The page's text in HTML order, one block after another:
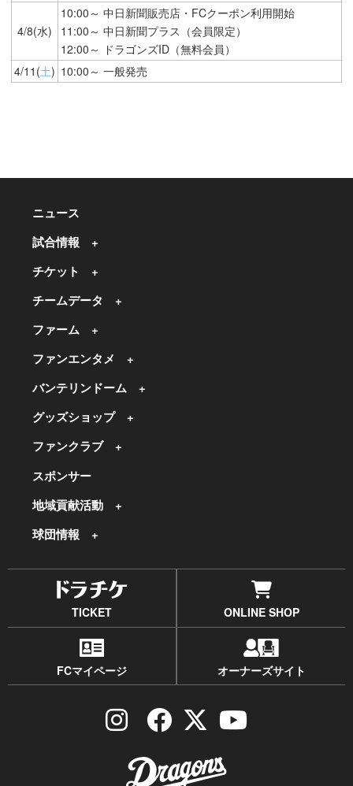
4/8(水)
10:00～ 中日新聞販売店・FCクーポン利用開始
11:00～ 中日新聞プラス（会員限定）
12:00～ ドラゴンズID（無料会員）
4/11(土) 10:00～ 一般発売
ニュース
試合情報
チケット
チームデータ
ファーム
ファンエンタメ
バンテリンドーム
グッズショップ
ファンクラブ
スポンサー
地域貢献活動
球団情報
TICKET ONLINE SHOP
FCマイページ オーナーズサイト